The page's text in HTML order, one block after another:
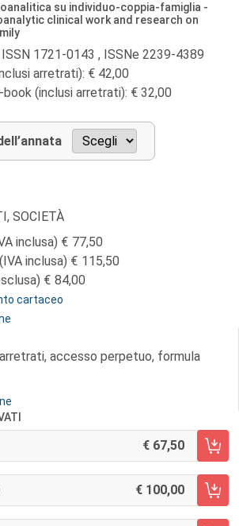
su individuo-coppia-famiglia -
clinical work and research on
1721-0143 , ISSNe 2239-4389
arretrati): € 42,00
(inclusi arretrati): € 32,00
SOCIETÀ
inclusa)
77,50
inclusa)
115,50
84,00
cartaceo
accesso perpetuo, formula
67,50
100,00